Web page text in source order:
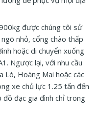
được chúng tôi sử
nhỏ, cổng chào thấp
hoặc di chuyển xuống
Ngược lại, với nhu cầu
Lò, Hoàng Mai hoặc các
xe chủ lực 1.25 tấn đến
đạc gia đình chỉ trong